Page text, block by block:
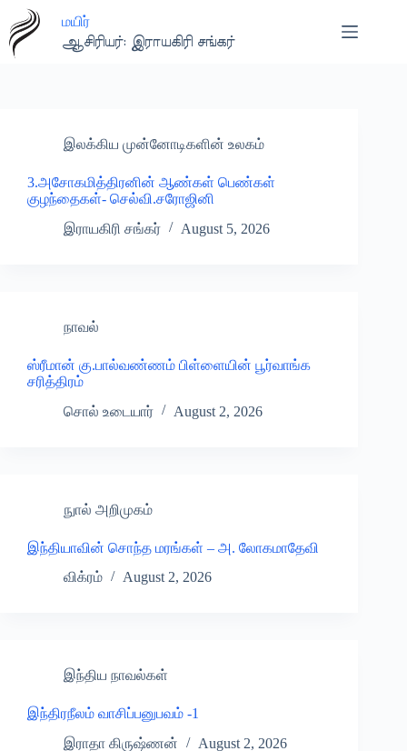
content
மயிர்
ஆசிரியர்: இராயகிரி சங்கர்
இலக்கிய முன்னோடிகளின் உலகம்
3.அசோகமித்திரனின் ஆண்கள் பெண்கள்
குழந்தைகள்- செல்வி.சரோஜினி
இராயகிரி சங்கர்
August 5, 2026
நாவல்
ஸ்ரீமான் கு.பால்வண்ணம் பிள்ளையின் பூர்வாங்க
சரித்திரம்
சொல் உடையார்
August 2, 2026
நுால் அறிமுகம்
இந்தியாவின் சொந்த மரங்கள் – அ. லோகமாதேவி
விக்ரம்
August 2, 2026
இந்திய நாவல்கள்
இந்திரநீலம் வாசிப்பனுபவம் -1
இராதா கிருஷ்ணன்
August 2, 2026